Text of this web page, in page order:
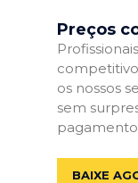
Preços
os nossos
sem
BAIXE